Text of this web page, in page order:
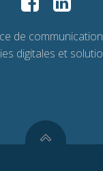
de
digitales et